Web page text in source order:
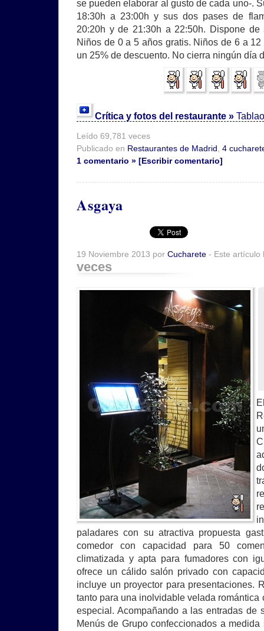
se pueden elaborar al gusto de cada uno-.
18:30h a 23:00h y sus dos pases de
20:20h y de 21:30h a 22:50h. Dispone de
Niños de 0 a 5 años gratis. Niños de 6 a
un 25% de descuento. No cierra ningún día
Crítica y fotos del restaurante »
Leído 69,781 veces
Publicado en Restaurantes de Madrid, 4
1 comentario » [Escribir comentario]
Asgaya
19 Noviembre 2013 por Cucharete - Este
veces
paladares con su atractiva propuesta
comedor con capacidad para 50
climatizada y apta para fumadores con
ofrece un cálido salón privado con
incluye un proyector para presentaciones.
tanto para una inolvidable velada romántica
especial. Acompañando a las entradas de
Menús de Grupo confeccionados a